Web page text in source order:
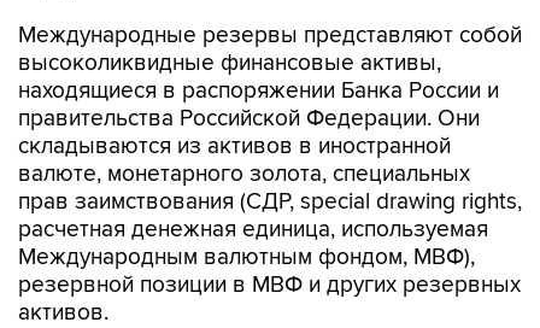
Международные резервы представляют собой
высоколиквидные финансовые активы,
находящиеся в распоряжении Банка России и
правительства Российской Федерации. Они
складываются из активов в иностранной
валюте, монетарного золота, специальных
прав заимствования (СДР, special drawing rights,
расчетная денежная единица, используемая
Международным валютным фондом, МВФ),
резервной позиции в МВФ и других резервных
активов.